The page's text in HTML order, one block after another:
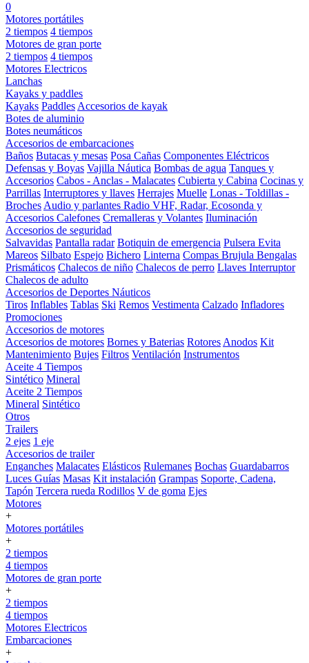
0
Motores portátiles
2 tiempos 4 tiempos
Motores de gran porte
2 tiempos 4 tiempos
Motores Electricos
Lanchas
Kayaks y paddles
Kayaks Paddles Accesorios de kayak
Botes de aluminio
Botes neumáticos
Accesorios de embarcaciones
Baños Butacas y mesas Posa Cañas Componentes Eléctricos
Defensas y Boyas Vajilla Náutica Bombas de agua Tanques y
Accesorios Cabos - Anclas - Malacates Cubierta y Cabina Cocinas y
Parrillas Interruptores y llaves Herrajes Muelle Lonas - Toldillas -
Broches Audio y parlantes Radio VHF, Radar, Ecosonda y
Accesorios Calefones Cremalleras y Volantes Iluminación
Accesorios de seguridad
Salvavidas Pantalla radar Botiquin de emergencia Pulsera Evita
Mareos Silbato Espejo Bichero Linterna Compas Brujula Bengalas
Prismáticos Chalecos de niño Chalecos de perro Llaves Interruptor
Chalecos de adulto
Accesorios de Deportes Náuticos
Tiros Inflables Tablas Ski Remos Vestimenta Calzado Infladores
Promociones
Accesorios de motores
Accesorios de motores Bornes y Baterias Rotores Anodos Kit
Mantenimiento Bujes Filtros Ventilación Instrumentos
Aceite 4 Tiempos
Sintético Mineral
Aceite 2 Tiempos
Mineral Sintético
Otros
Trailers
2 ejes 1 eje
Accesorios de trailer
Enganches Malacates Elásticos Rulemanes Bochas Guardabarros
Luces Guías Masas Kit instalación Grampas Soporte, Cadena,
Tapón Tercera rueda Rodillos V de goma Ejes
Motores
+
Motores portátiles
+
2 tiempos
4 tiempos
Motores de gran porte
+
2 tiempos
4 tiempos
Motores Electricos
Embarcaciones
+